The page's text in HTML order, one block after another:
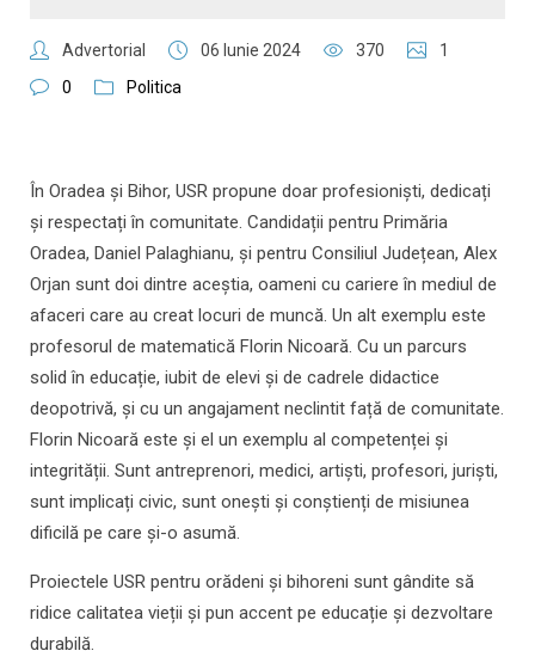
Advertorial 06 Iunie 2024 370
1
0
Politica
În Oradea și Bihor, USR propune doar profesioniști, dedicați
și respectați în comunitate. Candidații pentru Primăria
Oradea, Daniel Palaghianu, și pentru Consiliul Județean, Alex
Orjan sunt doi dintre aceștia, oameni cu cariere în mediul de
afaceri care au creat locuri de muncă. Un alt exemplu este
profesorul de matematică Florin Nicoară. Cu un parcurs
solid în educație, iubit de elevi și de cadrele didactice
deopotrivă, și cu un angajament neclintit față de comunitate.
Florin Nicoară este și el un exemplu al competenței și
integrității. Sunt antreprenori, medici, artiști, profesori, juriști,
sunt implicați civic, sunt onești și conștienți de misiunea
dificilă pe care și-o asumă.
Proiectele USR pentru orădeni și bihoreni sunt gândite să
ridice calitatea vieții și pun accent pe educație și dezvoltare
durabilă.